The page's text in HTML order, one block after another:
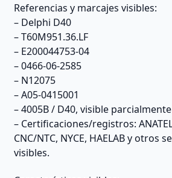
Referencias y marcajes visibles:
– Delphi D40
– T60M951.36.LF
– E200044753-04
– 0466-06-2585
– N12075
– A05-0415001
– 4005B / D40, visible parcialmente
– Certificaciones/registros:
CNC/NTC, NYCE, HAELAB y otros
visibles.